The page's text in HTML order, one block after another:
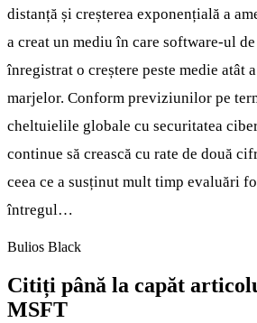
distanță și creșterea exponențială a
a creat un mediu în care software-ul
înregistrat o creștere peste medie atât
marjelor. Conform previziunilor pe
cheltuielile globale cu securitatea
continue să crească cu rate de două
ceea ce a susținut mult timp evaluări
întregul…
Bulios Black
Citiți până la capăt
MSFT